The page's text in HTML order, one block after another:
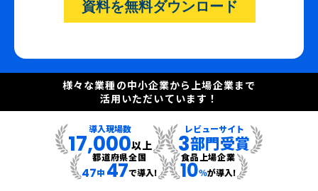
様々な業種の中小企業から上場企業まで
活用いただいています！
導入現場数
17,000以上
レビューサイト
3部門受賞
都道府県全国
47中 47で導入!
食品上場企業
10％が導入!